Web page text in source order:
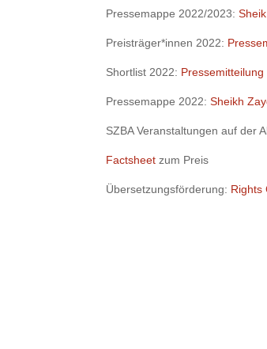
Pressemappe 2022/2023:
Preisträger*innen 2022:
Shortlist 2022: Pressemitteilung
Pressemappe 2022:Sheikh
SZBA Veranstaltungen auf der
Factsheet zum Preis
Übersetzungsförderung: Rights